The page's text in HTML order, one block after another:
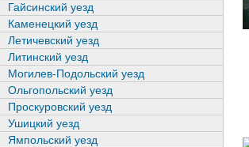
Гайсинский уезд
Каменецкий уезд
Летичевский уезд
Литинский уезд
Могилев-Подольский уезд
Ольгопольский уезд
Проскуровский уезд
Ушицкий уезд
Ямпольский уезд